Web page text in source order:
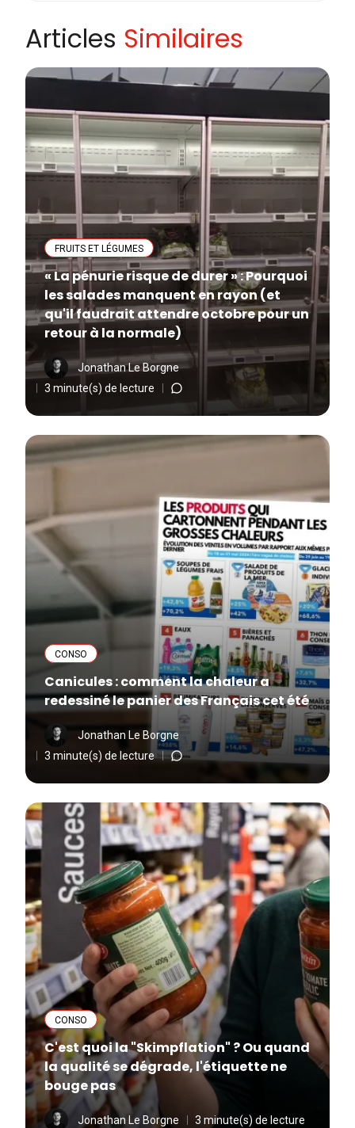
Articles Similaires
FRUITS ET LÉGUMES
« La pénurie risque de durer » : Pourquoi
les salades manquent en rayon (et
qu'il faudrait attendre octobre pour un
retour à la normale)
Jonathan Le Borgne
3 minute(s) de lecture
CONSO
Canicules : comment la chaleur a
redessiné le panier des Français cet été
Jonathan Le Borgne
3 minute(s) de lecture
CONSO
C'est quoi la "Skimpflation" ? Ou quand
la qualité se dégrade, l'étiquette ne
bouge pas
Jonathan Le Borgne 3 minute(s) de lecture